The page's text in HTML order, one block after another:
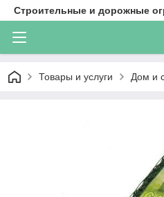
Строительные и дорожные
Товары и услуги Дом и